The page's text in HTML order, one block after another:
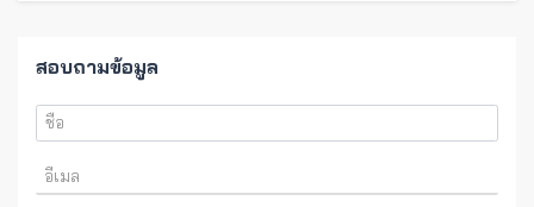
สอบถามข้อมูล